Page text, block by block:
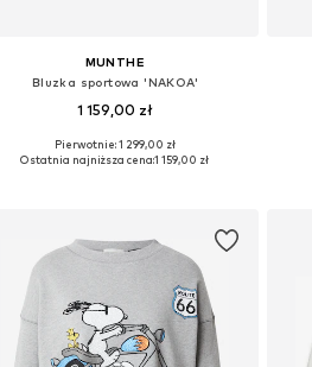
MUNTHE
Bluzka sportowa 'NAKOA'
1 159,00 zł
Dostępne rozmiary: XS, S, M, L, XL, XXL
Pierwotnie: 1 299,00 zł
Ostatnia najniższa cena:1 159,00 zł